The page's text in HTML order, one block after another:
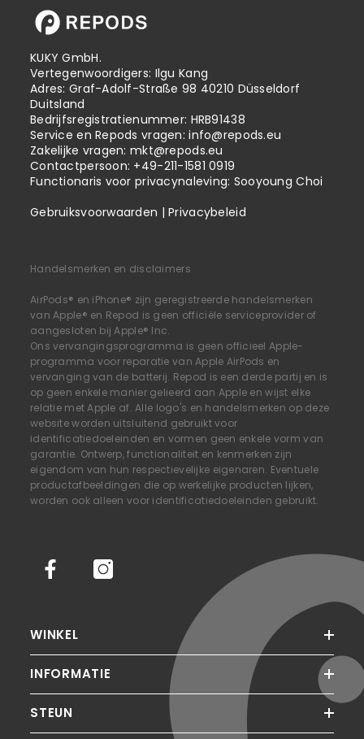
KUKY GmbH.
Vertegenwoordigers: Ilgu Kang
Adres: Graf-Adolf-Straße 98 40210 Düsseldorf
Duitsland
Bedrijfsregistratienummer: HRB91438
Service en Repods vragen:info@repods.eu
Zakelijke vragen:mkt@repods.eu
Contactpersoon: +49-211-1581 0919
Functionaris voor privacynaleving: Sooyoung Choi
Gebruiksvoorwaarden |Privacybeleid
Handelsmerken en disclaimers
AirPods® en iPhone® zijn geregistreerde handelsmerken
van Apple® en Repod is geen officiële serviceprovider of
aangesloten bij Apple® Inc.
Ons vervangingsprogramma is geen officieel Apple-
programma voor reparatie van Apple AirPods en
vervanging van de batterij. Repod is een derde partij en is
op geen enkele manier gelieerd aan Apple en wijst elke
relatie met Apple af. Alle logo's en handelsmerken op deze
website worden uitsluitend gebruikt voor
identificatiedoeleinden en vormen geen enkele vorm van
garantie. Ontwerp, functionaliteit en kenmerken zijn
eigendom van hun respectievelijke eigenaren. Eventuele
productafbeeldingen die op werkelijke producten lijken,
worden ook alleen voor identificatiedoeleinden gebruikt.
WINKEL
INFORMATIE
STEUN